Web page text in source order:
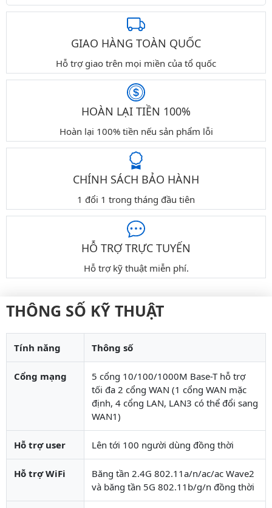
GIAO HÀNG TOÀN QUỐC
Hỗ trợ giao trên mọi miền của tổ quốc
HOÀN LẠI TIỀN 100%
Hoàn lại 100% tiền nếu sản phẩm lỗi
CHÍNH SÁCH BẢO HÀNH
1 đổi 1 trong tháng đầu tiên
HỖ TRỢ TRỰC TUYẾN
Hỗ trợ kỹ thuật miễn phí.
THÔNG SỐ KỸ THUẬT
Tính năng Thông số
Cổng mạng
5 cổng 10/100/1000M Base-T hỗ trợ
tối đa 2 cổng WAN (1 cổng WAN mặc
định, 4 cổng LAN, LAN3 có thể đổi sang
WAN1)
Hỗ trợ user Lên tới 100 người dùng đồng thời
Hỗ trợ WiFi
Băng tần 2.4G 802.11a/n/ac/ac Wave2
và băng tần 5G 802.11b/g/n đồng thời